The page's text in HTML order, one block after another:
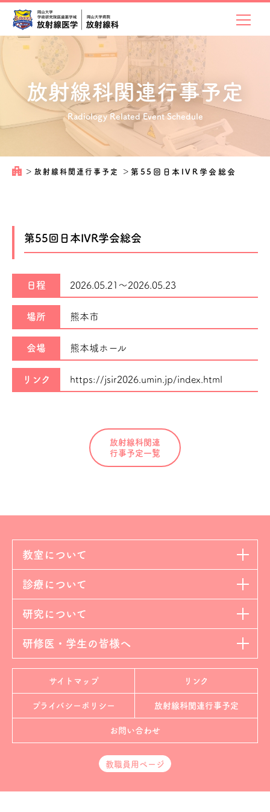
放射線科関連行事予定
Radiology Related Event Schedule
＞ 放射線科関連行事予定 ＞ 第55回日本IVR学会総会
第55回日本IVR学会総会
日程 2026.05.21～2026.05.23
場所 熊本市
会場 熊本城ホール
リンク https://jsir2026.umin.jp/index.html
放射線科関連
行事予定一覧
教室について
診療について
研究について
研修医・学生の皆様へ
サイトマップ リンク
プライバシーポリシー 放射線科関連行事予定
お問い合わせ
教職員用ページ